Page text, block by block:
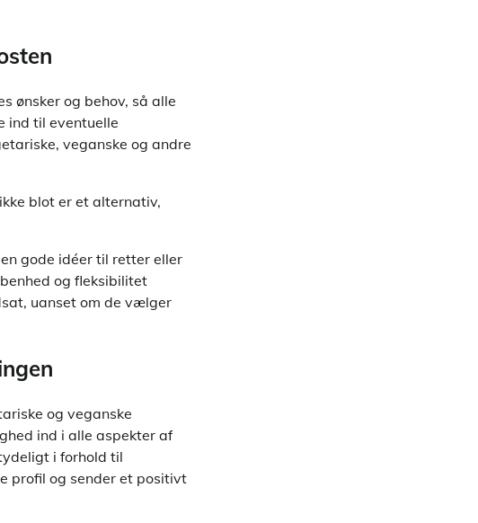
ønsker og behov, så alle
ind til eventuelle
veganske og andre
blot er et alternativ,
gode idéer til retter eller
og fleksibilitet
uanset om de vælger
og veganske
ind i alle aspekter af
i forhold til
profil og sender et positivt